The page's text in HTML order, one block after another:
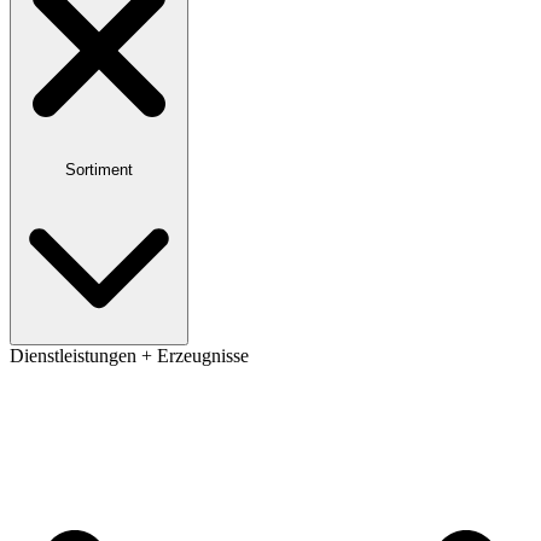
Sortiment
Dienstleistungen + Erzeugnisse